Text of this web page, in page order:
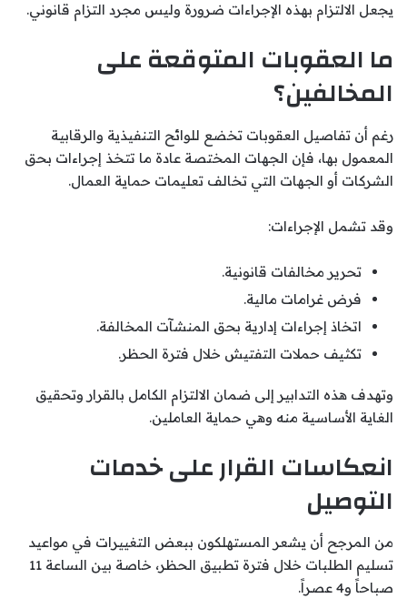
يجعل الالتزام بهذه الإجراءات ضرورة وليس مجرد التزام قانوني.
ما العقوبات المتوقعة على
المخالفين؟
رغم أن تفاصيل العقوبات تخضع للوائح التنفيذية والرقابية
المعمول بها، فإن الجهات المختصة عادة ما تتخذ إجراءات بحق
الشركات أو الجهات التي تخالف تعليمات حماية العمال.
وقد تشمل الإجراءات:
تحرير مخالفات قانونية.
فرض غرامات مالية.
اتخاذ إجراءات إدارية بحق المنشآت المخالفة.
تكثيف حملات التفتيش خلال فترة الحظر.
وتهدف هذه التدابير إلى ضمان الالتزام الكامل بالقرار وتحقيق
الغاية الأساسية منه وهي حماية العاملين.
انعكاسات القرار على خدمات
التوصيل
من المرجح أن يشعر المستهلكون ببعض التغييرات في مواعيد
تسليم الطلبات خلال فترة تطبيق الحظر، خاصة بين الساعة 11
صباحاً و4 عصراً.